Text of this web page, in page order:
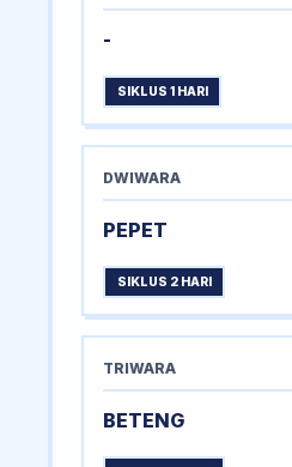
-
SIKLUS 1 HARI
DWIWARA
PEPET
SIKLUS 2 HARI
TRIWARA
BETENG